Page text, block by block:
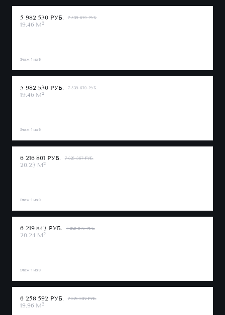
5 982 530 РУБ. 7 539 670 РУБ.
19.46 М2
Этаж 1 из 9
5 982 530 РУБ. 7 539 670 РУБ.
19.46 М2
Этаж 1 из 9
6 216 801 РУБ. 7 825 367 РУБ.
20.23 М2
Этаж 1 из 9
6 219 843 РУБ. 7 829 076 РУБ.
20.24 М2
Этаж 1 из 9
6 258 592 РУБ. 7 876 332 РУБ.
19.96 М2